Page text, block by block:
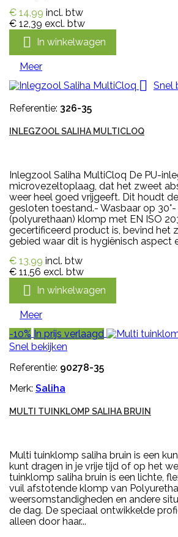
€ 14,99 incl. btw
€ 12,39 excl. btw
 In winkelwagen
Meer

Snel
Referentie: 326-35
INLEGZOOL SALIHA MULTICLOQ
Inlegzool Saliha MultiCloq De PU-
microvezeltoplaag, dat het zweet
weer heel goed vrijgeeft. Dit houdt
gesloten toestand.- Wasbaar op 30°-
(polyurethaan) klomp met EN ISO
gecertificeerd product is, bevind het
gebied waar dit is hygiënisch aspect
€ 13,99 incl. btw
€ 11,56 excl. btw
 In winkelwagen
Meer
-10% In prijs verlaagd
Snel bekijken
Referentie: 90278-35
Merk: Saliha
MULTI TUINKLOMP SALIHA BRUIN
Multi tuinklomp saliha bruin is een
kunt dragen in je vrije tijd of op het
tuinklomp saliha bruin is een lichte,
vuil afstotende klomp van
weersomstandigheden en andere
de dag. De speciaal ontwikkelde
alleen door haar...